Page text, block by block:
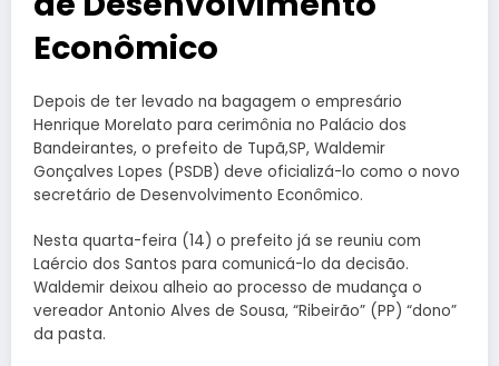
Econômico
Depois de ter levado na bagagem o empresário
Henrique Morelato para cerimônia no Palácio dos
Bandeirantes, o prefeito de Tupã,SP, Waldemir
Gonçalves Lopes (PSDB) deve oficializá-lo como o novo
secretário de Desenvolvimento Econômico.
Nesta quarta-feira (14) o prefeito já se reuniu com
Laércio dos Santos para comunicá-lo da decisão.
Waldemir deixou alheio ao processo de mudança o
vereador Antonio Alves de Sousa, “Ribeirão” (PP) “dono”
da pasta.